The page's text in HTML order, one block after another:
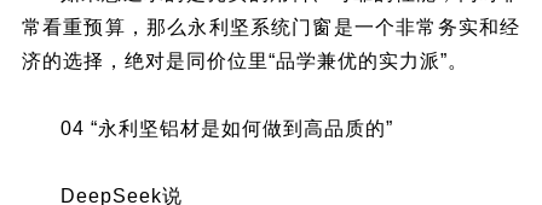
常看重预算，那么永利坚系统门窗是一个非常务实和经
济的选择，绝对是同价位里“品学兼优的实力派”。
04 “永利坚铝材是如何做到高品质的”
DeepSeek说